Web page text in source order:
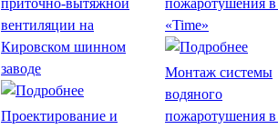
Проектирование и
Монтаж системы
водяного
пожаротушения